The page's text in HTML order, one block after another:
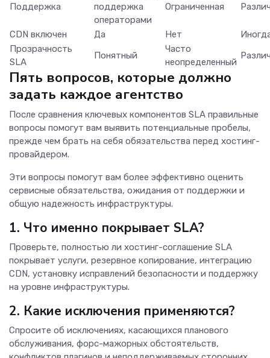
Поддержка
поддержка
операторами
Ограниченная
CDN включен Да Нет
Прозрачность
SLA
Понятный
Часто
неопределенный
Пять вопросов, которые должно
задать каждое агентство
После сравнения ключевых компонентов SLA правильные
вопросы помогут вам выявить потенциальные пробелы,
прежде чем брать на себя обязательства перед хостинг-
провайдером.
Эти вопросы помогут вам более эффективно оценить
сервисные обязательства, ожидания от поддержки и
общую надежность инфраструктуры.
1. Что именно покрывает SLA?
Проверьте, полностью ли хостинг-соглашение SLA
покрывает услуги, резервное копирование, интеграцию
CDN, установку исправлений безопасности и поддержку
на уровне инфраструктуры.
2. Какие исключения применяются?
Спросите об исключениях, касающихся планового
обслуживания, форс-мажорных обстоятельств,